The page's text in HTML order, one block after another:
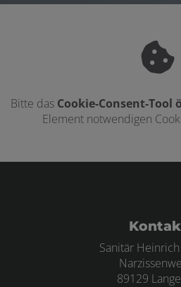
Bitte das Cookie-Consent-Tool
Element notwendigen
Sanitär
89129